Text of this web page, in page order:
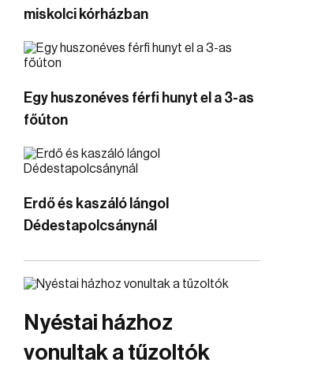
miskolci kórházban
Egy huszonéves férfi hunyt el a 3-as
főúton
Erdő és kaszáló lángol
Dédestapolcsánynál
Nyéstai házhoz
vonultak a tűzoltók